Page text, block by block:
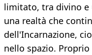
limitato, tra divino e
una realtà che
dell'Incarnazione,
nello spazio.